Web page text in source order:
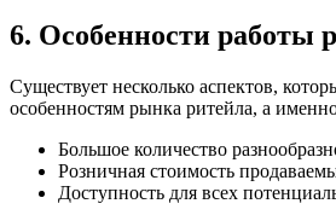
6. Особенности работы
Существует несколько аспектов,
особенностям рынка ритейла, а
Большое количество
Розничная стоимость
Доступность для всех